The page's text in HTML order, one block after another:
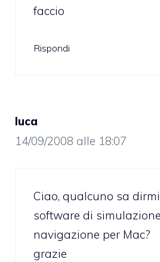
faccio
Rispondi
luca
14/09/2008 alle 18:07
Ciao, qualcuno sa
software di
navigazione per Mac?
grazie